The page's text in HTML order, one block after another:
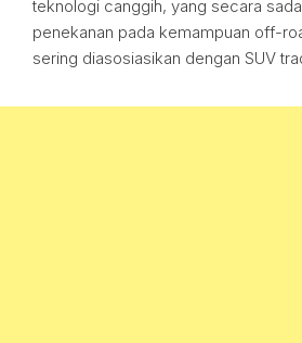
teknologi canggih, yang secara
penekanan pada kemampuan off-
sering diasosiasikan dengan SUV